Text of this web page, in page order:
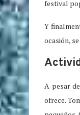
festival
Y
ocasión,
A pesar
ofrece.